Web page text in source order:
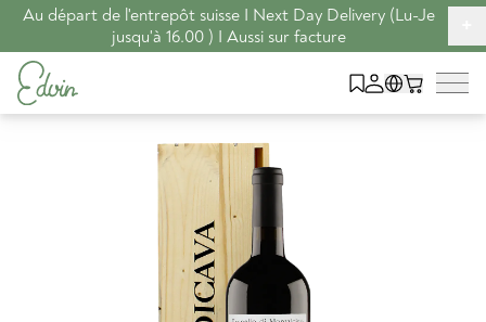
Au départ de l'entrepôt suisse I Next Day Delivery (Lu-Je
jusqu'à 16.00 ) I Aussi sur facture